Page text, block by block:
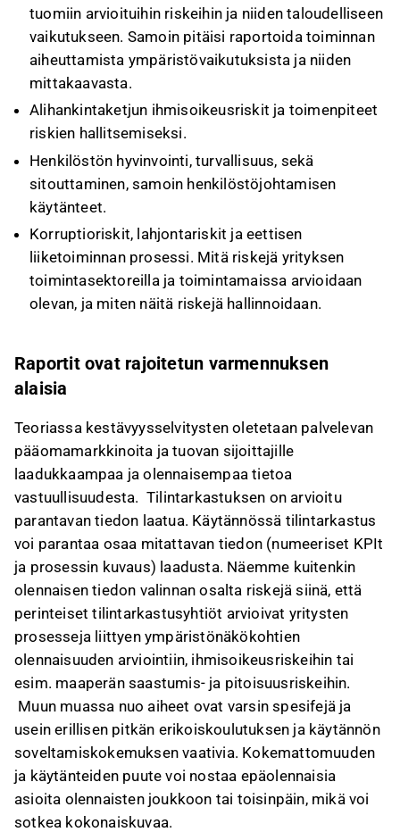
tuomiin arvioituihin riskeihin ja niiden taloudelliseen
vaikutukseen. Samoin pitäisi raportoida toiminnan
aiheuttamista ympäristövaikutuksista ja niiden
mittakaavasta.
Alihankintaketjun ihmisoikeusriskit ja toimenpiteet
riskien hallitsemiseksi.
Henkilöstön hyvinvointi, turvallisuus, sekä
sitouttaminen, samoin henkilöstöjohtamisen
käytänteet.
Korruptioriskit, lahjontariskit ja eettisen
liiketoiminnan prosessi. Mitä riskejä yrityksen
toimintasektoreilla ja toimintamaissa arvioidaan
olevan, ja miten näitä riskejä hallinnoidaan.
Raportit ovat rajoitetun varmennuksen
alaisia
Teoriassa kestävyysselvitysten oletetaan palvelevan
pääomamarkkinoita ja tuovan sijoittajille
laadukkaampaa ja olennaisempaa tietoa
vastuullisuudesta. Tilintarkastuksen on arvioitu
parantavan tiedon laatua. Käytännössä tilintarkastus
voi parantaa osaa mitattavan tiedon (numeeriset KPIt
ja prosessin kuvaus) laadusta. Näemme kuitenkin
olennaisen tiedon valinnan osalta riskejä siinä, että
perinteiset tilintarkastusyhtiöt arvioivat yritysten
prosesseja liittyen ympäristönäkökohtien
olennaisuuden arviointiin, ihmisoikeusriskeihin tai
esim. maaperän saastumis- ja pitoisuusriskeihin.
Muun muassa nuo aiheet ovat varsin spesifejä ja
usein erillisen pitkän erikoiskoulutuksen ja käytännön
soveltamiskokemuksen vaativia. Kokemattomuuden
ja käytänteiden puute voi nostaa epäolennaisia
asioita olennaisten joukkoon tai toisinpäin, mikä voi
sotkea kokonaiskuvaa.